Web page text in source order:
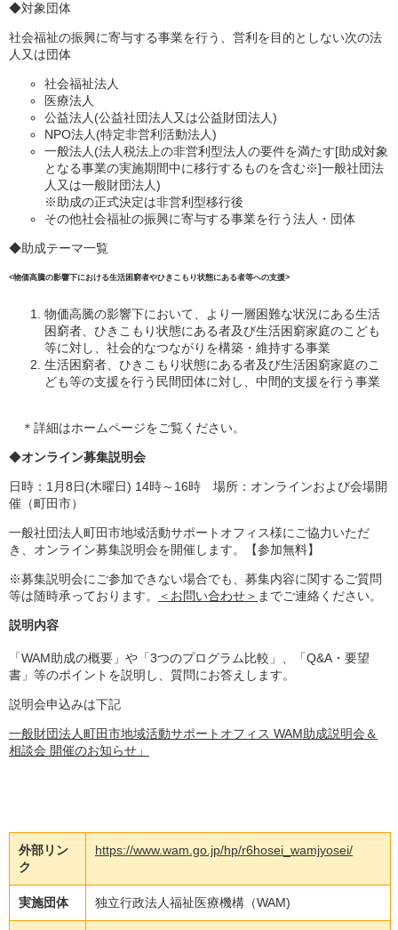
◆対象団体
社会福祉の振興に寄与する事業を行う、営利を目的としない次の法
人又は団体
社会福祉法人
医療法人
公益法人(公益社団法人又は公益財団法人)
NPO法人(特定非営利活動法人)
一般法人(法人税法上の非営利型法人の要件を満たす[助成対象
となる事業の実施期間中に移行するものを含む※]一般社団法
人又は一般財団法人)
※助成の正式決定は非営利型移行後
その他社会福祉の振興に寄与する事業を行う法人・団体
◆助成テーマ一覧
<物価高騰の影響下における生活困窮者やひきこもり状態にある者等への支援>
物価高騰の影響下において、より一層困難な状況にある生活
困窮者、ひきこもり状態にある者及び生活困窮家庭のこども
等に対し、社会的なつながりを構築・維持する事業
生活困窮者、ひきこもり状態にある者及び生活困窮家庭のこ
ども等の支援を行う民間団体に対し、中間的支援を行う事業
＊詳細はホームページをご覧ください。
◆オンライン募集説明会
日時：1月8日(木曜日) 14時～16時 場所：オンラインおよび会場開
催（町田市）
一般社団法人町田市地域活動サポートオフィス様にご協力いただ
き、オンライン募集説明会を開催します。
【参加無料】
※募集説明会にご参加できない場合でも、募集内容に関するご質問
等は随時承っております。
＜お問い合わせ＞ までご連絡ください。
説明内容
「WAM助成の概要」や「3つのプログラム比較」、「Q&A・要望
書」等のポイントを説明し、質問にお答えします。
説明会申込みは下記
一般財団法人町田市地域活動サポートオフィス WAM助成説明会＆
相談会 開催のお知らせ」
外部リン
ク
https://www.wam.go.jp/hp/r6hosei_wamjyosei/
実施団体 独立行政法人福祉医療機構（WAM)